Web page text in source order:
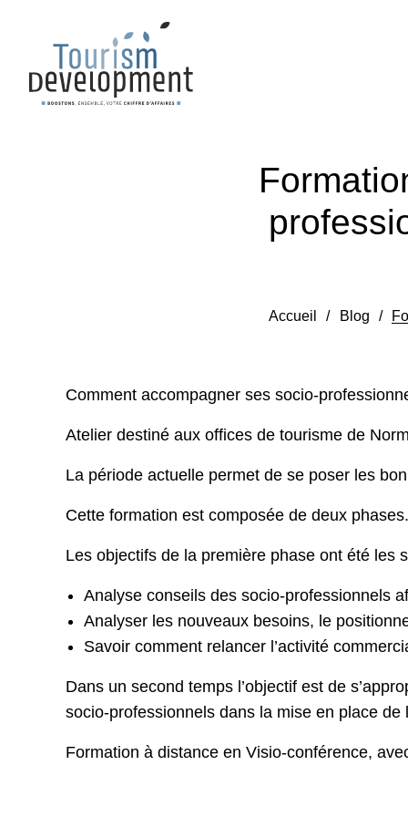
Accueil / Blog /
Comment accompagner ses socio-
Atelier destiné aux offices de tourisme de
La période actuelle permet de se poser les
Cette formation est composée de deux phases.
Les objectifs de la première phase ont été les
Analyse conseils des socio-professionnels
Analyser les nouveaux besoins, le
Savoir comment relancer l’activité
Dans un second temps l’objectif est de
socio-professionnels dans la mise en place de
Formation à distance en Visio-conférence,